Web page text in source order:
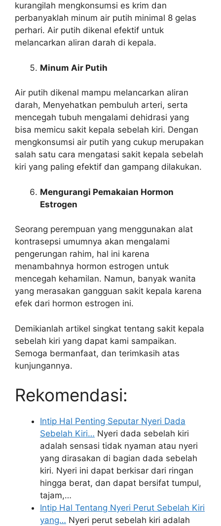
kurangilah mengkonsumsi es krim dan
perbanyaklah minum air putih minimal 8 gelas
perhari. Air putih dikenal efektif untuk
melancarkan aliran darah di kepala.
Minum Air Putih
Air putih dikenal mampu melancarkan aliran
darah, Menyehatkan pembuluh arteri, serta
mencegah tubuh mengalami dehidrasi yang
bisa memicu sakit kepala sebelah kiri. Dengan
mengkonsumsi air putih yang cukup merupakan
salah satu cara mengatasi sakit kepala sebelah
kiri yang paling efektif dan gampang dilakukan.
Mengurangi Pemakaian Hormon
Estrogen
Seorang perempuan yang menggunakan alat
kontrasepsi umumnya akan mengalami
pengerungan rahim, hal ini karena
menambahnya hormon estrogen untuk
mencegah kehamilan. Namun, banyak wanita
yang merasakan gangguan sakit kepala karena
efek dari hormon estrogen ini.
Demikianlah artikel singkat tentang sakit kepala
sebelah kiri yang dapat kami sampaikan.
Semoga bermanfaat, dan terimkasih atas
kunjungannya.
Rekomendasi:
Intip Hal Penting Seputar Nyeri Dada
Sebelah Kiri… Nyeri dada sebelah kiri
adalah sensasi tidak nyaman atau nyeri
yang dirasakan di bagian dada sebelah
kiri. Nyeri ini dapat berkisar dari ringan
hingga berat, dan dapat bersifat tumpul,
tajam,…
Intip Hal Tentang Nyeri Perut Sebelah Kiri
yang… Nyeri perut sebelah kiri adalah